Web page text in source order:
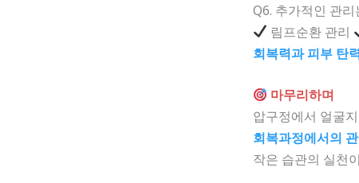
Q6. 추가적인 관
림프순환 관리
회복력과 피부 탄
마무리하며
압구정에서 얼굴
회복과정에서의
작은 습관의 실천